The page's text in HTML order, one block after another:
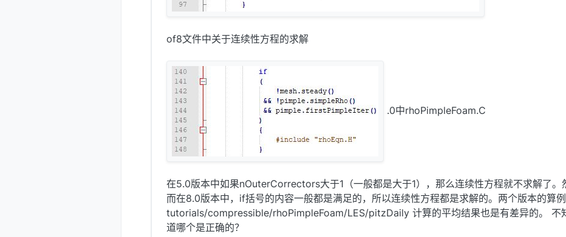
of8文件中关于连续性方程的求解
.0中rhoPimpleFoam.C
在5.0版本中如果nOuterCorrectors大于1（一般都是大于1），那么连续性方程就不求解了。
而在8.0版本中，if括号的内容一般都是满足的，所以连续性方程都是求解的。两个版本的算例
tutorials/compressible/rhoPimpleFoam/LES/pitzDaily 计算的平均结果也是有差异的。 不
道哪个是正确的？